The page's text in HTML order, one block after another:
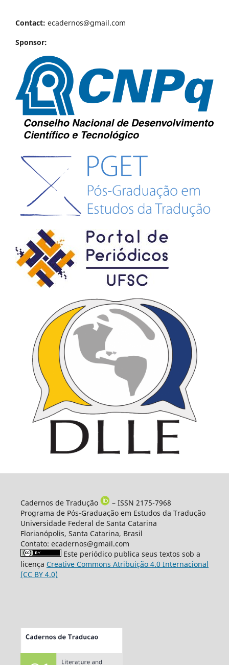
Contact: ecadernos@gmail.com
Sponsor:
Cadernos de Tradução
– ISSN 2175-7968
Programa de Pós-Graduação em Estudos da Tradução
Universidade Federal de Santa Catarina
Florianópolis, Santa Catarina, Brasil
Contato: ecadernos@gmail.com
Este periódico publica seus textos sob a
licença Creative Commons Atribuição 4.0 Internacional
(CC BY 4.0)